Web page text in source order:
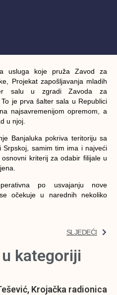
usluga koje pruža Zavod za
Projekat zapošljavanja mladih
salu u zgradi Zavoda za
je prva šalter sala u Republici
najsavremenijom opremom, a
u njoj.
Banjaluka pokriva teritoriju sa
Srpskoj, samim tim ima i najveći
kriterij za odabir filijale u
po usvajanju nove
očekuje u narednih nekoliko
SLJEDEĆI
kategoriji
Krojačka radionica